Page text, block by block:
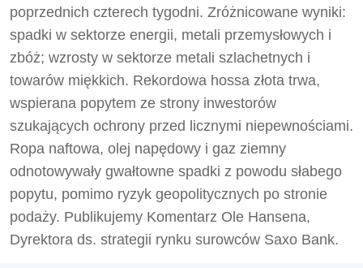
poprzednich czterech tygodni. Zróżnicowane wyniki:
spadki w sektorze energii, metali przemysłowych i
zbóż; wzrosty w sektorze metali szlachetnych i
towarów miękkich. Rekordowa hossa złota trwa,
wspierana popytem ze strony inwestorów
szukających ochrony przed licznymi niepewnościami.
Ropa naftowa, olej napędowy i gaz ziemny
odnotowywały gwałtowne spadki z powodu słabego
popytu, pomimo ryzyk geopolitycznych po stronie
podaży. Publikujemy Komentarz Ole Hansena,
Dyrektora ds. strategii rynku surowców Saxo Bank.